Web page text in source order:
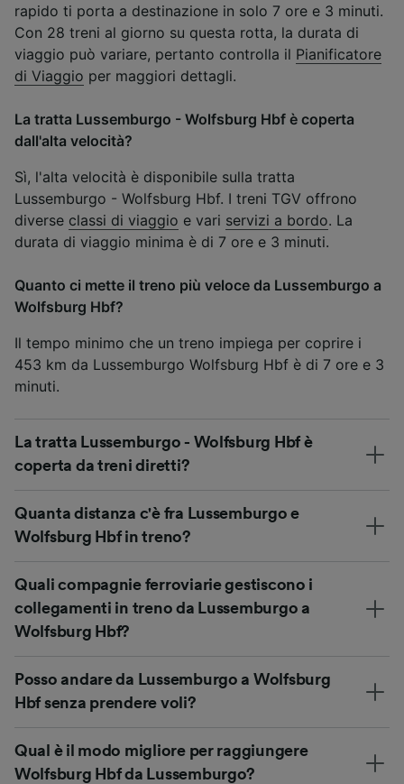
rapido ti porta a destinazione in solo 7 ore e 3 minuti.
Con 28 treni al giorno su questa rotta, la durata di
viaggio può variare, pertanto controlla il Pianificatore
di Viaggio per maggiori dettagli.
La tratta Lussemburgo - Wolfsburg Hbf è coperta
dall'alta velocità?
Sì, l'alta velocità è disponibile sulla tratta
Lussemburgo - Wolfsburg Hbf. I treni TGV offrono
diverse classi di viaggio e vari servizi a bordo. La
durata di viaggio minima è di 7 ore e 3 minuti.
Quanto ci mette il treno più veloce da Lussemburgo a
Wolfsburg Hbf?
Il tempo minimo che un treno impiega per coprire i
453 km da Lussemburgo Wolfsburg Hbf è di 7 ore e 3
minuti.
La tratta Lussemburgo - Wolfsburg Hbf è
coperta da treni diretti?
Quanta distanza c'è fra Lussemburgo e
Wolfsburg Hbf in treno?
Quali compagnie ferroviarie gestiscono i
collegamenti in treno da Lussemburgo a
Wolfsburg Hbf?
Posso andare da Lussemburgo a Wolfsburg
Hbf senza prendere voli?
Qual è il modo migliore per raggiungere
Wolfsburg Hbf da Lussemburgo?